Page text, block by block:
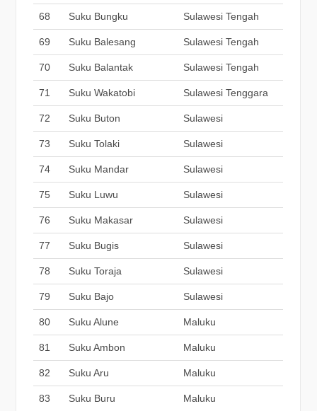
68 Suku Bungku Sulawesi Tengah
69 Suku Balesang Sulawesi Tengah
70 Suku Balantak Sulawesi Tengah
71 Suku Wakatobi Sulawesi Tenggara
72 Suku Buton Sulawesi
73 Suku Tolaki Sulawesi
74 Suku Mandar Sulawesi
75 Suku Luwu Sulawesi
76 Suku Makasar Sulawesi
77 Suku Bugis Sulawesi
78 Suku Toraja Sulawesi
79 Suku Bajo Sulawesi
80 Suku Alune Maluku
81 Suku Ambon Maluku
82 Suku Aru Maluku
83 Suku Buru Maluku